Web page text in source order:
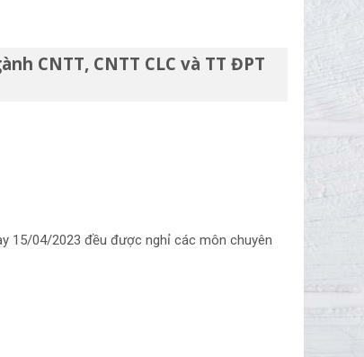
CNTT, CNTT CLC và TT ĐPT
15/04/2023 đều được nghỉ các môn chuyên